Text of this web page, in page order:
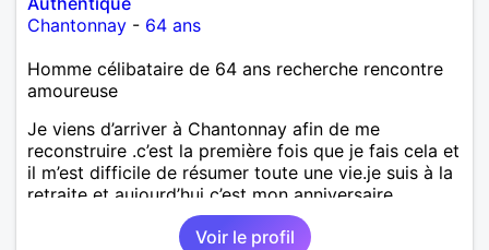
Chantonnay - 64 ans
Homme célibataire de 64 ans recherche rencontre
amoureuse
Je viens d’arriver à Chantonnay afin de me
reconstruire .c’est la première fois que je fais cela et
il m’est difficile de résumer toute une vie.je suis à la
retraite et aujourd’hui c’est mon anniversaire
!J’aimerais rencontrer quelqu’un qui partage les
mêmes valeurs qui font de quelqu’un un être humain
Voir le profil